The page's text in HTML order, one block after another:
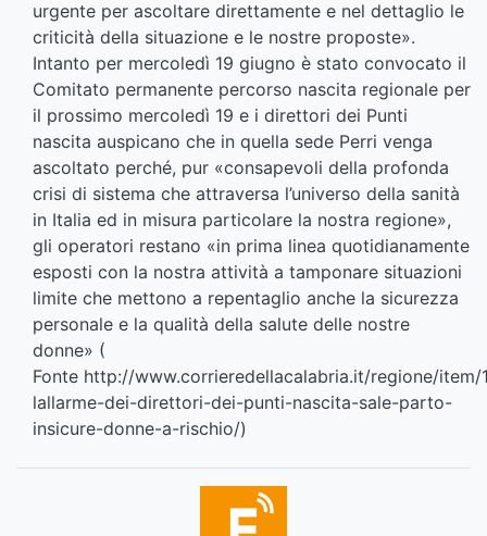
urgente per ascoltare direttamente e nel dettaglio le
criticità della situazione e le nostre proposte».
Intanto per mercoledì 19 giugno è stato convocato il
Comitato permanente percorso nascita regionale per
il prossimo mercoledì 19 e i direttori dei Punti
nascita auspicano che in quella sede Perri venga
ascoltato perché, pur «consapevoli della profonda
crisi di sistema che attraversa l’universo della sanità
in Italia ed in misura particolare la nostra regione»,
gli operatori restano «in prima linea quotidianamente
esposti con la nostra attività a tamponare situazioni
limite che mettono a repentaglio anche la sicurezza
personale e la qualità della salute delle nostre
donne» (
Fonte http://www.corrieredellacalabria.it/regione/item/
lallarme-dei-direttori-dei-punti-nascita-sale-parto-
insicure-donne-a-rischio/)